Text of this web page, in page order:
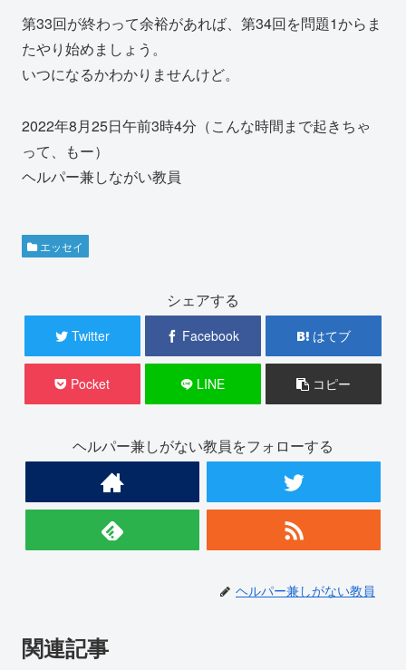
第33回が終わって余裕があれば、第34回を問題1からま
たやり始めましょう。
いつになるかわかりませんけど。
2022年8月25日午前3時4分（こんな時間まで起きちゃ
って、もー）
ヘルパー兼しながい教員
エッセイ
シェアする
Twitter Facebook はてブ
Pocket LINE コピー
ヘルパー兼しがない教員をフォローする
ヘルパー兼しがない教員
関連記事